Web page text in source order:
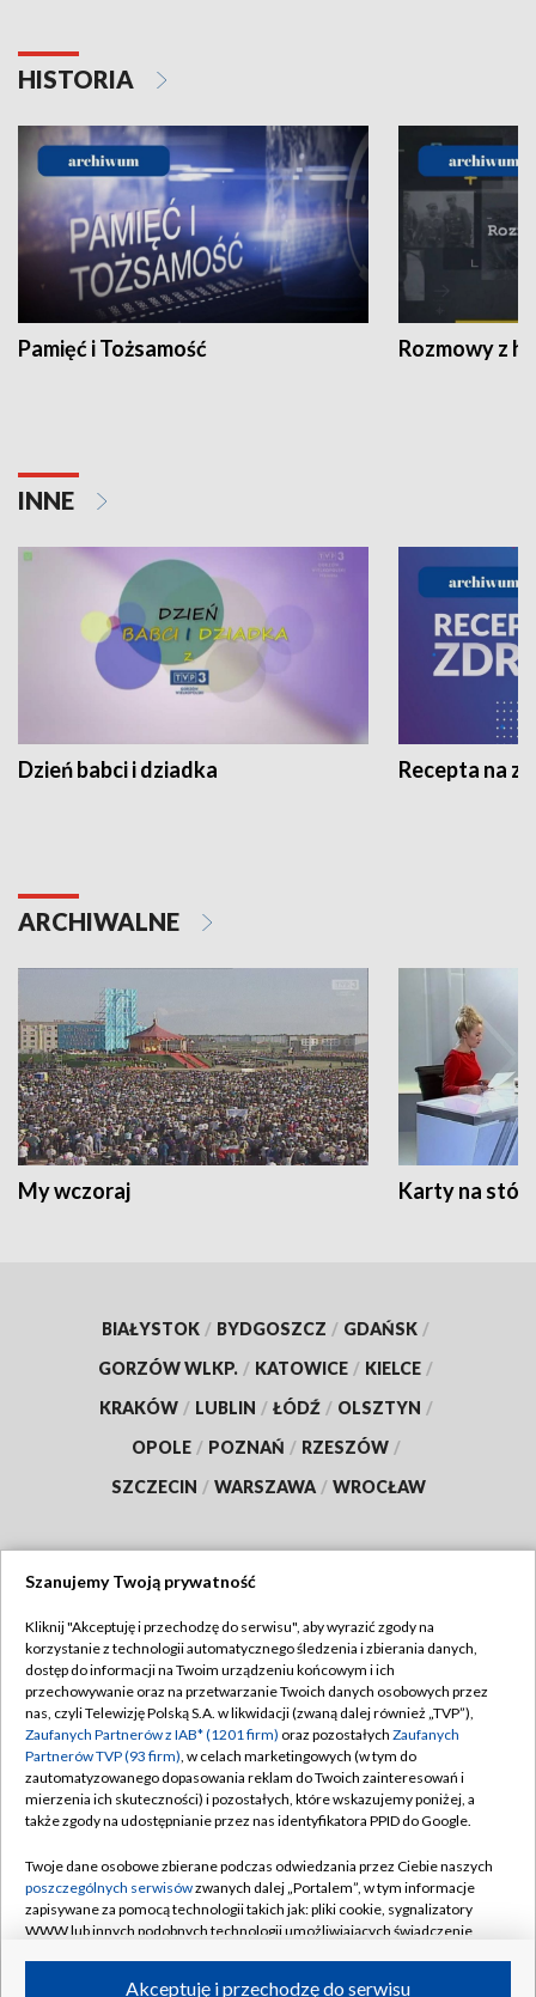
HISTORIA
Pamięć i Tożsamość Rozmowy z
INNE
Dzień babci i dziadka Recepta na
ARCHIWALNE
My wczoraj Karty na
BIAŁYSTOK / BYDGOSZCZ / GDAŃSK /
GORZÓW WLKP. / KATOWICE / KIELCE /
KRAKÓW / LUBLIN / ŁÓDŹ / OLSZTYN /
OPOLE / POZNAŃ / RZESZÓW /
SZCZECIN / WARSZAWA / WROCŁAW
TVP
Abonament TVP
Emisja w TVP
Centrum informacji TVP
Naziemna Telewizja Cyfrowa
Rada Programowa
System NOS
Informacje o nadawcy
Regulamin TVP
Polityka prywatności
Moje zgody
Pomoc
Kontakt
Kanały
Szanujemy Twoją prywatność
Kliknij "Akceptuję i przechodzę do serwisu", aby wyrazić zgody na
korzystanie z technologii automatycznego śledzenia i zbierania danych,
dostęp do informacji na Twoim urządzeniu końcowym i ich
przechowywanie oraz na przetwarzanie Twoich danych osobowych przez
nas, czyli Telewizję Polską S.A. w likwidacji (zwaną dalej również „TVP”),
Zaufanych Partnerów z IAB* (1201 firm) oraz pozostałych Zaufanych
Partnerów TVP (93 firm), w celach marketingowych (w tym do
zautomatyzowanego dopasowania reklam do Twoich zainteresowań i
mierzenia ich skuteczności) i pozostałych, które wskazujemy poniżej, a
także zgody na udostępnianie przez nas identyfikatora PPID do Google.
Twoje dane osobowe zbierane podczas odwiedzania przez Ciebie naszych
poszczególnych serwisówzwanych dalej „Portalem”, w tym informacje
zapisywane za pomocą technologii takich jak: pliki cookie, sygnalizatory
WWW lub innych podobnych technologii umożliwiających świadczenie
Akceptuję i przechodzę do serwisu